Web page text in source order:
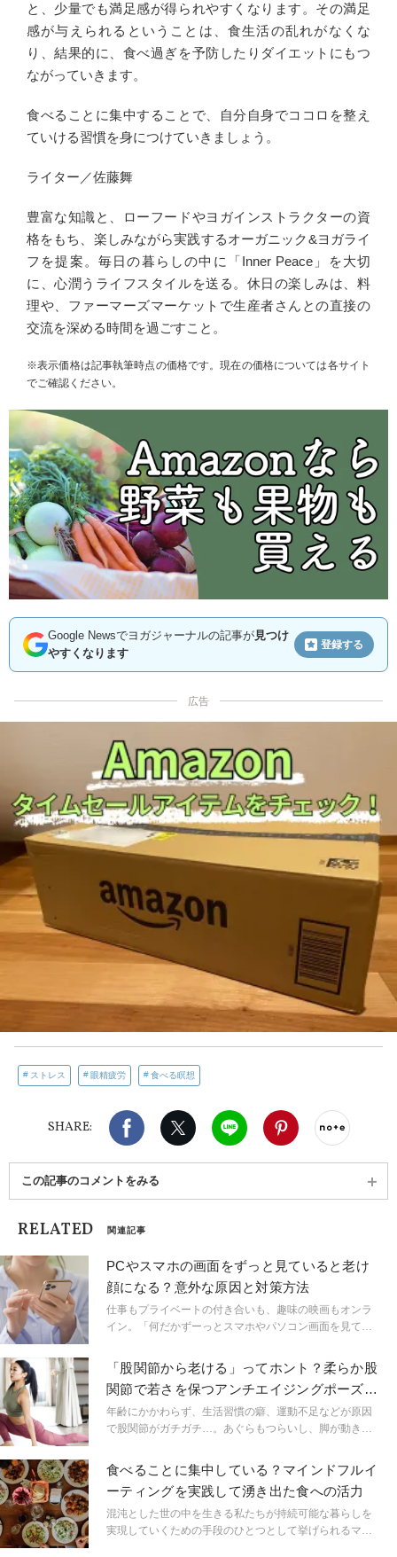
と、少量でも満足感が得られやすくなります。その満足
感が与えられるということは、食生活の乱れがなくな
り、結果的に、食べ過ぎを予防したりダイエットにもつ
ながっていきます。
食べることに集中することで、自分自身でココロを整え
ていける習慣を身につけていきましょう。
ライター／佐藤舞
豊富な知識と、ローフードやヨガインストラクターの資
格をもち、楽しみながら実践するオーガニック&ヨガライ
フを提案。毎日の暮らしの中に「Inner Peace」を大切
に、心潤うライフスタイルを送る。休日の楽しみは、料
理や、ファーマーズマーケットで生産者さんとの直接の
交流を深める時間を過ごすこと。
※表示価格は記事執筆時点の価格です。現在の価格については各サイト
でご確認ください。
Google Newsでヨガジャーナルの記事が見つけ
やすくなります
登録する
広告
ストレス 眼精疲労 食べる瞑想
SHARE:
Facebook X（旧twitter）
LINE Pinterest
この記事のコメントをみる
RELATED 関連記事
PCやスマホの画面をずっと見ていると老け
顔になる？意外な原因と対策方法
仕事もプライベートの付き合いも、趣味の映画もオンラ
イン。「何だかずーっとスマホやパソコン画面を見てい
れ、眼精疲労から頭皮が凝り固まってしまっている証拠
かもしれません。
「股関節から老ける」ってホント？柔らか股
関節で若さを保つアンチエイジングポーズ３
選
年齢にかかわらず、生活習慣の癖、運動不足などが原因
で股関節がガチガチ…。あぐらもつらいし、脚が動きに
た姿勢が多く、意識をしないと歩くことが少なくなりが
ちな現代人は、「股関節から老ける」そう言われるほ
ど。股関節やお尻周りをほぐし、柔らかくすることで、
少しでも老化を遅らせましょう。老化防止に役立つヨガ
ポーズを３つ紹介します。今日から早速はじめてみて！
食べることに集中している？マインドフルイ
ーティングを実践して湧き出た食への活力
混沌とした世の中を生きる私たちが持続可能な暮らしを
実現していくための手段のひとつとして挙げられるマイ